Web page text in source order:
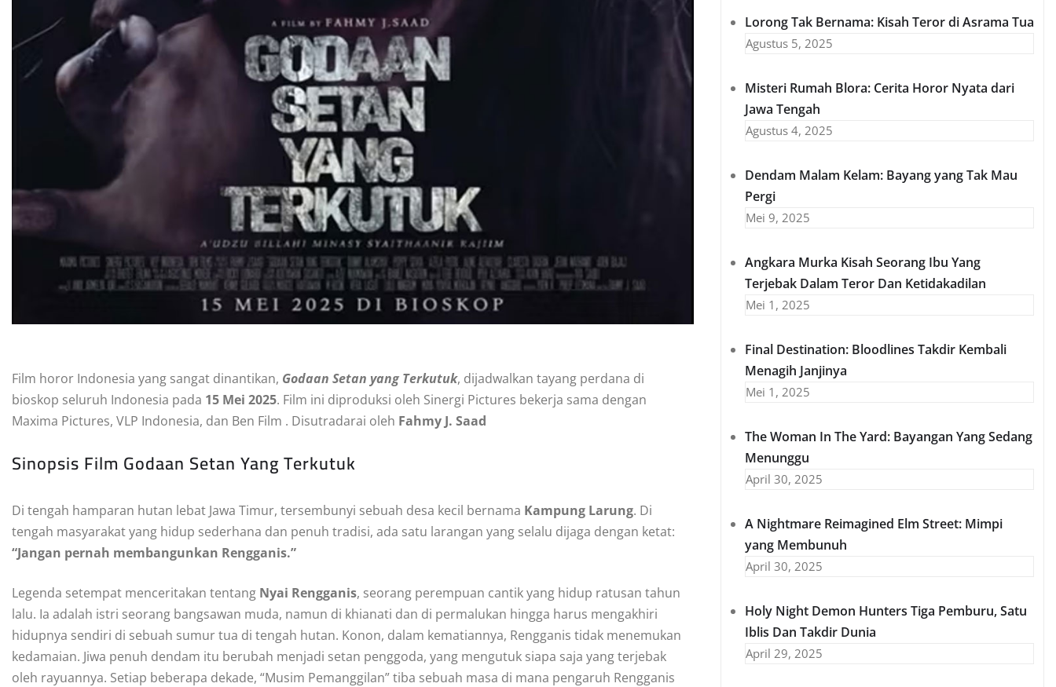
Film horor Indonesia yang sangat dinantikan, Godaan Setan yang Terkutuk, dijadwalkan tayang perdana di
bioskop seluruh Indonesia pada 15 Mei 2025. Film ini diproduksi oleh Sinergi Pictures bekerja sama dengan
Maxima Pictures, VLP Indonesia, dan Ben Film .​ Disutradarai oleh Fahmy J. Saad
Sinopsis Film Godaan Setan Yang Terkutuk
Di tengah hamparan hutan lebat Jawa Timur, tersembunyi sebuah desa kecil bernama Kampung Larung. Di
tengah masyarakat yang hidup sederhana dan penuh tradisi, ada satu larangan yang selalu dijaga dengan ketat:
“Jangan pernah membangunkan Rengganis.”
Legenda setempat menceritakan tentang Nyai Rengganis, seorang perempuan cantik yang hidup ratusan tahun
lalu. Ia adalah istri seorang bangsawan muda, namun di khianati dan di permalukan hingga harus mengakhiri
hidupnya sendiri di sebuah sumur tua di tengah hutan. Konon, dalam kematiannya, Rengganis tidak menemukan
kedamaian. Jiwa penuh dendam itu berubah menjadi setan penggoda, yang mengutuk siapa saja yang terjebak
oleh rayuannya. Setiap beberapa dekade, “Musim Pemanggilan” tiba sebuah masa di mana pengaruh Rengganis
Lorong Tak Bernama: Kisah Teror di Asrama Tua
Agustus 5, 2025
Misteri Rumah Blora: Cerita Horor Nyata dari
Jawa Tengah
Agustus 4, 2025
Dendam Malam Kelam: Bayang yang Tak Mau
Pergi
Mei 9, 2025
Angkara Murka Kisah Seorang Ibu Yang
Terjebak Dalam Teror Dan Ketidakadilan
Mei 1, 2025
Final Destination: Bloodlines Takdir Kembali
Menagih Janjinya
Mei 1, 2025
The Woman In The Yard: Bayangan Yang Sedang
Menunggu
April 30, 2025
A Nightmare Reimagined Elm Street: Mimpi
yang Membunuh
April 30, 2025
Holy Night Demon Hunters Tiga Pemburu, Satu
Iblis Dan Takdir Dunia
April 29, 2025